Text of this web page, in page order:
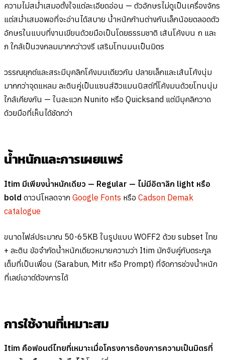
ความไม่สม่ำเสมอตั้งใจแต่ละเอียดอ่อน — ตัวอักษรไม่ดูเป็นเครื่องจักร
แต่สม่ำเสมอพอที่จะอ่านได้สบาย น้ำหนักก้านต่างกันเล็กน้อยตลอดตัว
อักษรในแบบที่งานเขียนด้วยมือเป็นโดยธรรมชาติ เส้นโค้งบน ถ และ
ภ ใกล้เป็นวงกลมมากกว่าวงรี เสริมโทนมนเป็นมิตร
วรรณยุกต์และสระมีบุคลิกโค้งมนเดียวกัน ปลายเล็กและเส้นโค้งนุ่ม
มากกว่าจุดแหลม ละตินคู่เป็นแซนส์ฮิวแมนนิสต์ที่โค้งมนด้วยโทนนุ่ม
ใกล้เคียงกัน — ในละแวก Nunito หรือ Quicksand แต่มีบุคลิกวาด
ด้วยมือที่เห็นได้ชัดกว่า
น้ำหนักและการเผยแพร่
Itim มีเพียงน้ำหนักเดียว — Regular — ไม่มีอิตาลิก light หรือ
bold ดาวน์โหลดจาก Google Fonts หรือ Cadson Demak
catalogue
ขนาดไฟล์ประมาณ 50-65KB ในรูปแบบ WOFF2 ด้วย subset ไทย
+ ละติน ข้อจำกัดน้ำหนักเดียวหมายความว่า Itim มักจับคู่กับตระกูล
เต็มที่เป็นเพื่อน (Sarabun, Mitr หรือ Prompt) ที่จัดการช่วงน้ำหนัก
ที่เลย์เอาต์ต้องการได้
การใช้งานที่เหมาะสม
Itim คือฟอนต์ไทยที่เหมาะเมื่อโครงการต้องการความเป็นมิตรที่